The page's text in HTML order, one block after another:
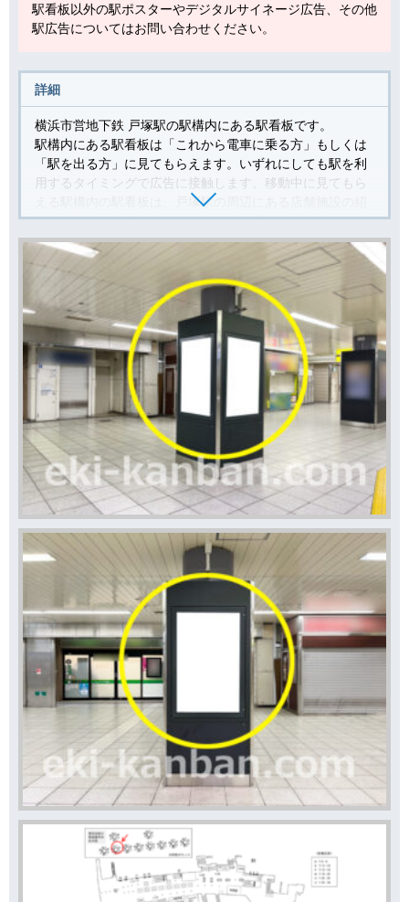
駅看板以外の駅ポスターやデジタルサイネージ広告、その他
駅広告についてはお問い合わせください。
詳細
横浜市営地下鉄 戸塚駅の駅構内にある駅看板です。
駅構内にある駅看板は「これから電車に乗る方」もしくは
「駅を出る方」に見てもらえます。いずれにしても駅を利
用するタイミングで広告に接触します。移動中に見てもら
える駅構内の駅看板は、戸塚駅の周辺にある店舗施設の紹
介や道案内に利用されています。特に駅の出口付近にある
駅看板は、店舗までの距離が近く案内看板に適していま
この駅看板は毎日駅を使う「戸塚駅に生活基盤をもつ消費
者」を対象とした広告にオススメです。
駅看板は6ヶ月や12ヶ月の広告スパンで利用される駅広告
で、月額の広告コストが他の駅広告と比べて価格が抑えら
れております。
駅看板は駅構内で長期的に（また継続的に）広告掲載をお
考えのお客様にオススメしている広告商品です。
横浜市営地下鉄 戸塚駅の駅看板の利用状況はスタッフまで
お問い合わせください。この看板はもちろんですが、他に
もいい広告看板が空いていれば合わせてご案内差し上げま
す。